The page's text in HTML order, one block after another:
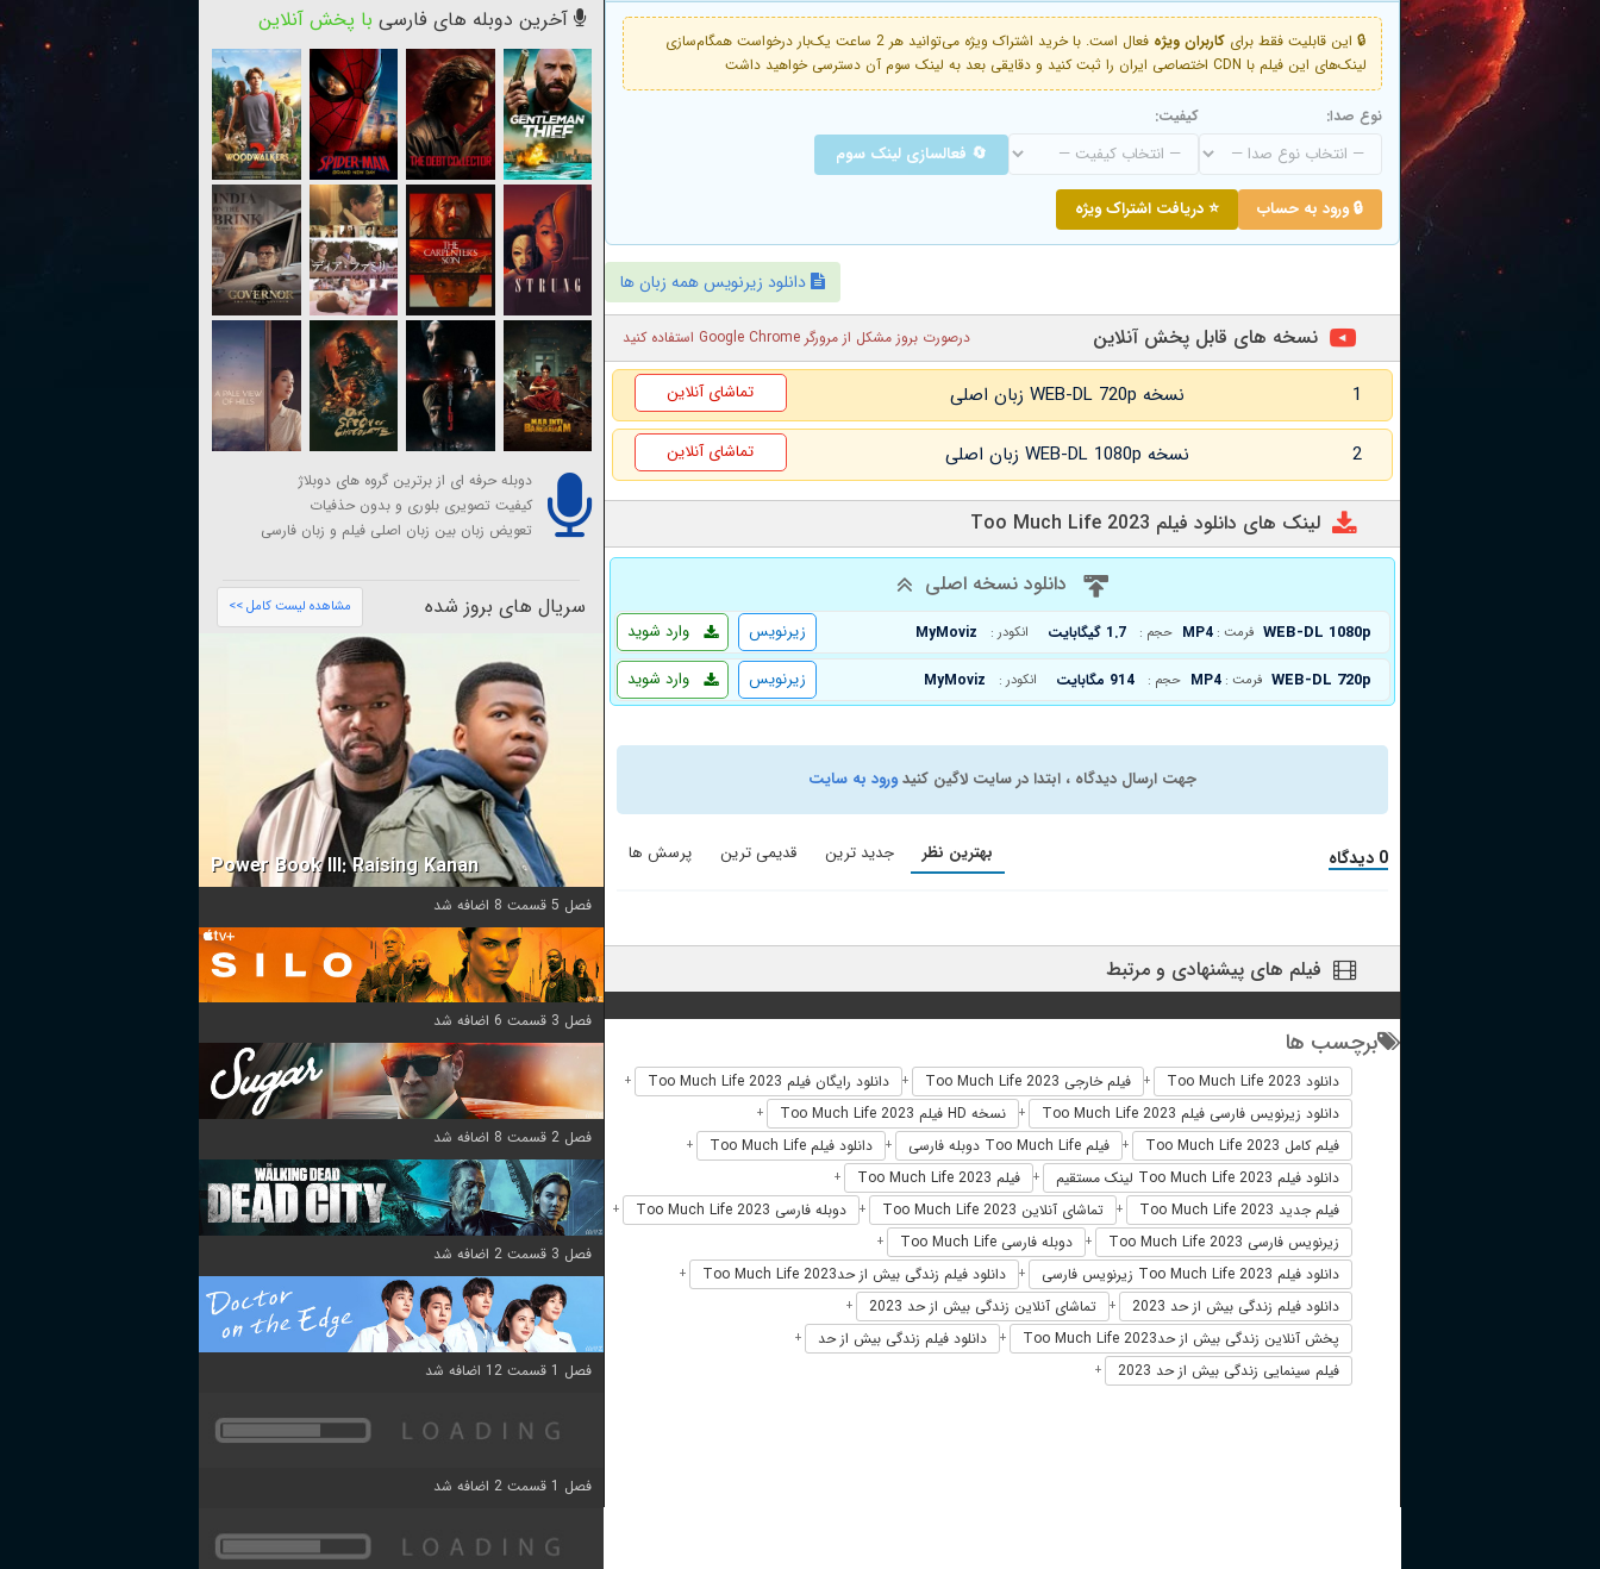
🔒 این قابلیت فقط برای کاربران ویژه
فعال است. با خرید اشتراک ویژه می‌توانید هر 2 ساعت یک‌بار درخواست همگام‌سازی
لینک‌های این فیلم با CDN اختصاصی ایران را ثبت کنید و دقایقی بعد به لینک سوم آن دسترسی خواهید داشت
نوع صدا: کیفیت:
🔄 فعالسازی لینک سوم
🔒 ورود به حساب ⭐ دریافت اشتراک ویژه
دانلود زیرنویس همه زبان ها
نسخه های قابل پخش آنلاین درصورت بروز مشکل از مرورگر Google Chrome استفاده کنید
1 نسخه WEB-DL 720p زبان اصلی تماشای آنلاین
2 نسخه WEB-DL 1080p زبان اصلی تماشای آنلاین
لینک های دانلود فیلم Too Much Life 2023
دانلود نسخه اصلی
WEB-DL 1080p فرمت : MP4 حجم : 1.7 گیگابایت انکودر : MyMoviz وارد شوید
زیرنویس
WEB-DL 720p فرمت : MP4 حجم : 914 مگابایت انکودر : MyMoviz وارد شوید زیرنویس
جهت ارسال دیدگاه ، ابتدا در سایت لاگین کنیدورود به سایت
0 دیدگاه بهترین نظر جدید ترین قدیمی ترین پرسش ها
فیلم های پیشنهادی و مرتبط
برچسب ها
دانلود Too Much Life 2023 + فیلم خارجی Too Much Life 2023 + دانلود رایگان فیلم Too Much Life 2023 +
دانلود زیرنویس فارسی فیلم Too Much Life 2023 + نسخه HD فیلم Too Much Life 2023 +
فیلم کامل Too Much Life 2023 + فیلم Too Much Life دوبله فارسی + دانلود فیلم Too Much Life +
دانلود فیلم Too Much Life 2023 لینک مستقیم + فیلم Too Much Life 2023 +
فیلم جدید Too Much Life 2023 + تماشای آنلاین Too Much Life 2023 + دوبله فارسی Too Much Life 2023 +
زیرنویس فارسی Too Much Life 2023 + دوبله فارسی Too Much Life +
دانلود فیلم Too Much Life 2023 زیرنویس فارسی + دانلود فیلم زندگی بیش از حدToo Much Life 2023 +
دانلود فیلم زندگی بیش از حد 2023 + تماشای آنلاین زندگی بیش از حد 2023 +
پخش آنلاین زندگی بیش از حدToo Much Life 2023 + دانلود فیلم زندگی بیش از حد +
فیلم سینمایی زندگی بیش از حد 2023 +
آخرین دوبله های فارسی با پخش آنلاین
دوبله حرفه ای از برترین گروه های دوبلاژ
کیفیت تصویری بلوری و بدون حذفیات
تعویض زبان بین زبان اصلی فیلم و زبان فارسی
سریال های بروز شده مشاهده لیست کامل >>
Power Book III: Raising Kanan
فصل 5 قسمت 8 اضافه شد
فصل 3 قسمت 6 اضافه شد
فصل 2 قسمت 8 اضافه شد
فصل 3 قسمت 2 اضافه شد
فصل 1 قسمت 12 اضافه شد
فصل 1 قسمت 2 اضافه شد